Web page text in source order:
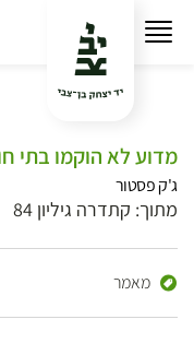
מדוע לא הוקמו בתי
ג'ק פסטור
מתוך: קתדרה גיליון 84
מאמר